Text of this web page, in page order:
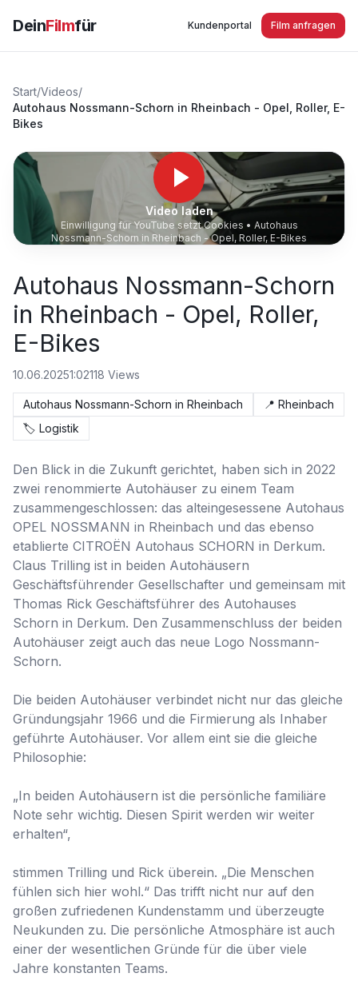
DeinFilmfür Kundenportal Film anfragen
Start/Videos/
Autohaus Nossmann-Schorn in Rheinbach - Opel, Roller, E-
Bikes
Video laden
Einwilligung für YouTube setzt Cookies • Autohaus
Nossmann-Schorn in Rheinbach - Opel, Roller, E-Bikes
Autohaus Nossmann-Schorn
in Rheinbach - Opel, Roller,
E-Bikes
10.06.20251:02118 Views
Autohaus Nossmann-Schorn in Rheinbach 📍 Rheinbach
🏷️ Logistik
Den Blick in die Zukunft gerichtet, haben sich in 2022
zwei renommierte Autohäuser zu einem Team
zusammengeschlossen: das alteingesessene Autohaus
OPEL NOSSMANN in Rheinbach und das ebenso
etablierte CITROËN Autohaus SCHORN in Derkum.
Claus Trilling ist in beiden Autohäusern
Geschäftsführender Gesellschafter und gemeinsam mit
Thomas Rick Geschäftsführer des Autohauses
Schorn in Derkum. Den Zusammenschluss der beiden
Autohäuser zeigt auch das neue Logo Nossmann-
Schorn.
Die beiden Autohäuser verbindet nicht nur das gleiche
Gründungsjahr 1966 und die Firmierung als Inhaber
geführte Autohäuser. Vor allem eint sie die gleiche
Philosophie:
„In beiden Autohäusern ist die persönliche familiäre
Note sehr wichtig. Diesen Spirit werden wir weiter
erhalten“,
stimmen Trilling und Rick überein. „Die Menschen
fühlen sich hier wohl.“ Das trifft nicht nur auf den
großen zufriedenen Kundenstamm und überzeugte
Neukunden zu. Die persönliche Atmosphäre ist auch
einer der wesentlichen Gründe für die über viele
Jahre konstanten Teams.